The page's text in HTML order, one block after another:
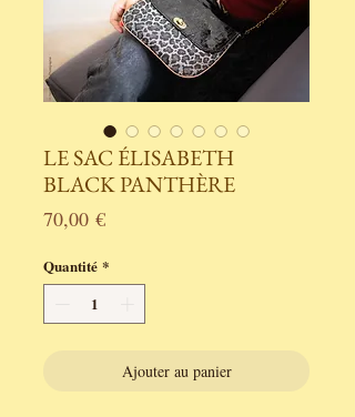
LE SAC ÉLISABETH
BLACK PANTHÈRE
70,00 €Prix
Quantité *
Ajouter au panier